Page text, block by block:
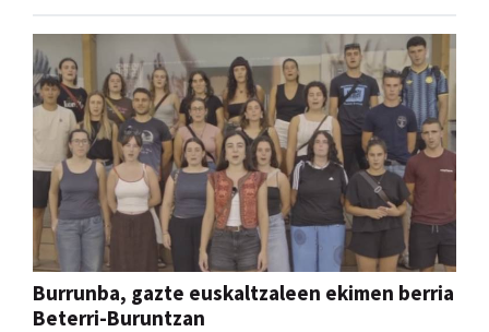
Burrunba, gazte euskaltzaleen ekimen berria
Beterri-Buruntzan